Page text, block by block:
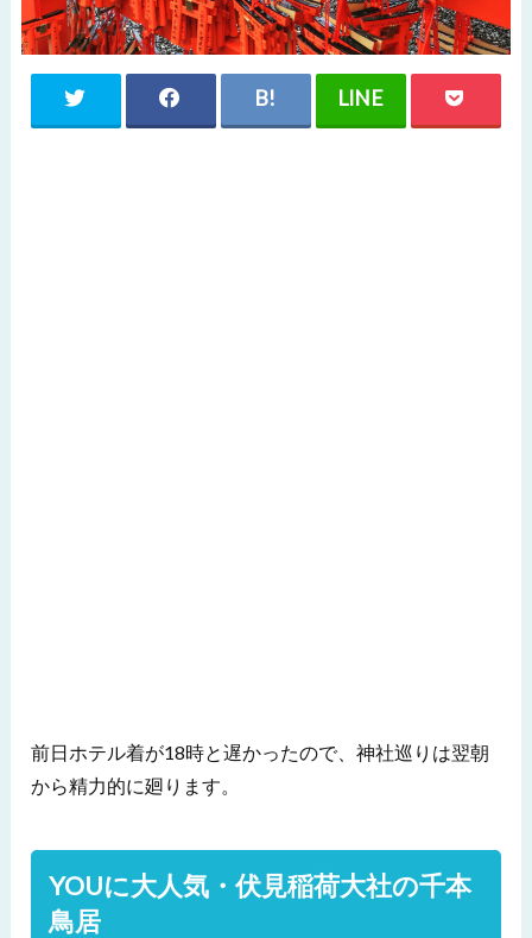
前日ホテル着が18時と遅かったので、神社巡りは翌朝
から精力的に廻ります。
YOUに大人気・伏見稲荷大社の千本
鳥居